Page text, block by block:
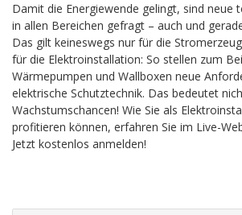
Damit die Energiewende gelingt, sind neue
in allen Bereichen gefragt – auch und
Das gilt keineswegs nur für die
für die Elektroinstallation: So stellen zum
Wärmepumpen und Wallboxen neue
elektrische Schutztechnik. Das bedeutet
Wachstumschancen! Wie Sie als
profitieren können, erfahren Sie im Live-
Jetzt kostenlos anmelden!